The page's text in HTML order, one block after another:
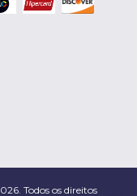
Todos os direitos